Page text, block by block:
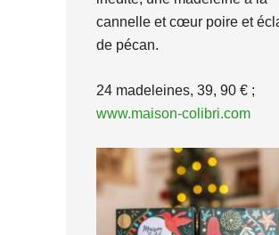
cannelle et cœur poire et
de pécan.
24 madeleines, 39, 90 € ;
www.maison-colibri.com